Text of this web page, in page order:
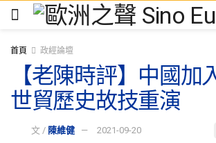
首頁 政經論壇
【老陳時評】中國加
世貿歷史故技重演
文 / 陳維健 2021-09-20